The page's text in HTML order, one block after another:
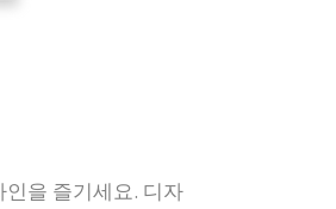
을 즐기세요. 디자